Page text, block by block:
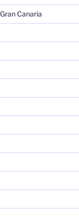
Canaria